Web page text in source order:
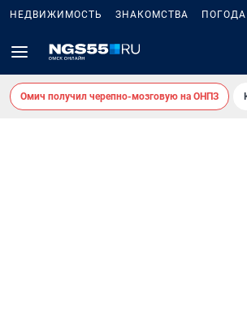
НЕДВИЖИМОСТЬ ЗНАКОМСТВА ПОГОДА
Омич получил черепно-мозговую на ОНПЗ